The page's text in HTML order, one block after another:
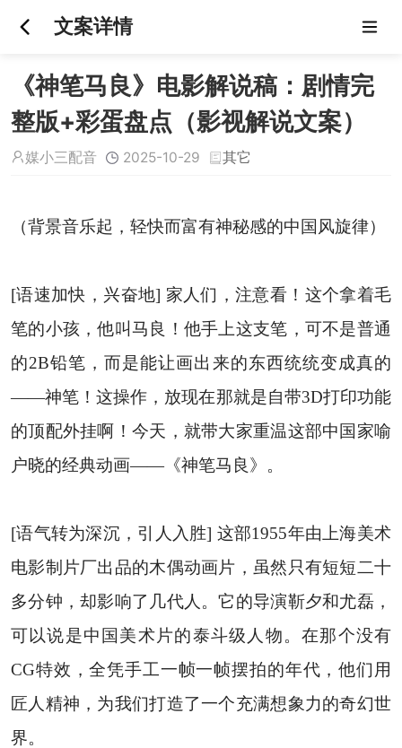
文案详情
《神笔马良》电影解说稿：剧情完
整版+彩蛋盘点（影视解说文案）
媒小三配音 2025-10-29 其它
（背景音乐起，轻快而富有神秘感的中国风旋律）
[语速加快，兴奋地] 家人们，注意看！这个拿着毛
笔的小孩，他叫马良！他手上这支笔，可不是普通
的2B铅笔，而是能让画出来的东西统统变成真的
——神笔！这操作，放现在那就是自带3D打印功能
的顶配外挂啊！今天，就带大家重温这部中国家喻
户晓的经典动画——《神笔马良》。
[语气转为深沉，引人入胜] 这部1955年由上海美术
电影制片厂出品的木偶动画片，虽然只有短短二十
多分钟，却影响了几代人。它的导演靳夕和尤磊，
可以说是中国美术片的泰斗级人物。在那个没有
CG特效，全凭手工一帧一帧摆拍的年代，他们用
匠人精神，为我们打造了一个充满想象力的奇幻世
界。